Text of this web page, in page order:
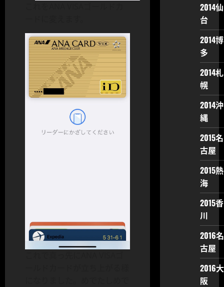
2014仙
台
2014博
多
2014札
幌
2014沖
縄
2015名
古屋
2015熱
海
2015香
川
2016名
古屋
2016大
阪